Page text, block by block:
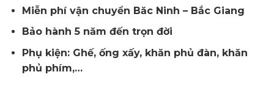
Miễn phí vận chuyển Băc Ninh – Bắc Giang
Bảo hành 5 năm đến trọn đời
Phụ kiện: Ghế, ống xấy, khăn phủ đàn, khăn
phủ phím,…